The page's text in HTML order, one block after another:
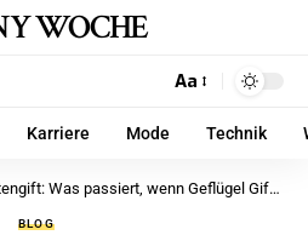
WOCHE
Aa
Karriere Mode Technik
Was passiert, wenn Geflügel Gift frisst?
BLOG